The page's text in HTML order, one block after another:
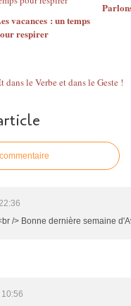
vacances : un temps
respirer
dans le Verbe et dans le Geste !
/> Bonne dernière semaine